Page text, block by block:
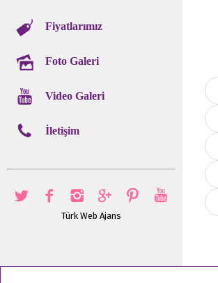
Fiyatlarımız
Foto Galeri
Video Galeri
İletişim
Türk Web Ajans